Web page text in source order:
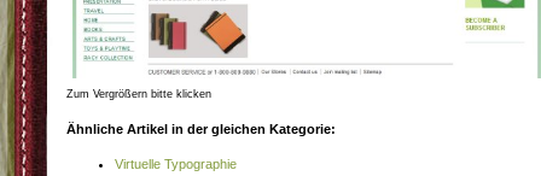
Zum Vergrößern bitte klicken
Ähnliche Artikel in der gleichen Kategorie:
Virtuelle Typographie